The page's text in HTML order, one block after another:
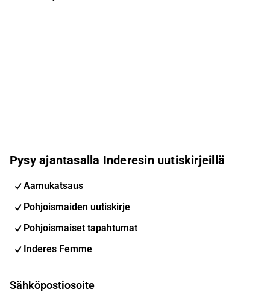
Pysy ajantasalla Inderesin uutiskirjeillä
Aamukatsaus
Pohjoismaiden uutiskirje
Pohjoismaiset tapahtumat
Inderes Femme
Sähköpostiosoite